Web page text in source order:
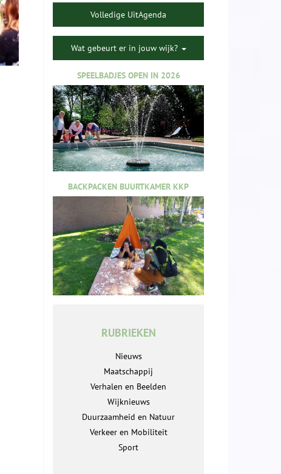
Volledige UitAgenda
Wat gebeurt er in jouw wijk?
SPEELBADJES OPEN IN 2026
BACKPACKEN BUURTKAMER KKP
RUBRIEKEN
Nieuws
Maatschappij
Verhalen en Beelden
Wijknieuws
Duurzaamheid en Natuur
Verkeer en Mobiliteit
Sport